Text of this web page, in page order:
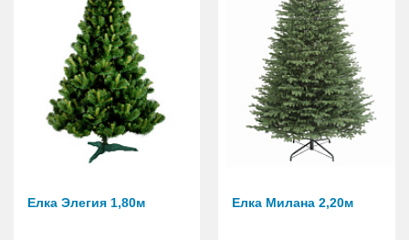
Елка Элегия 1,80м Елка Милана 2,20м